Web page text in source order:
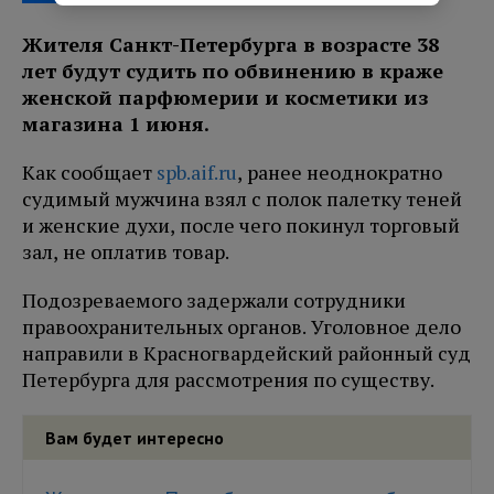
Жителя Санкт-Петербурга в возрасте 38
лет будут судить по обвинению в краже
женской парфюмерии и косметики из
магазина 1 июня.
Как сообщает spb.aif.ru, ранее неоднократно
судимый мужчина взял с полок палетку теней
и женские духи, после чего покинул торговый
зал, не оплатив товар.
Подозреваемого задержали сотрудники
правоохранительных органов. Уголовное дело
направили в Красногвардейский районный суд
Петербурга для рассмотрения по существу.
Вам будет интересно